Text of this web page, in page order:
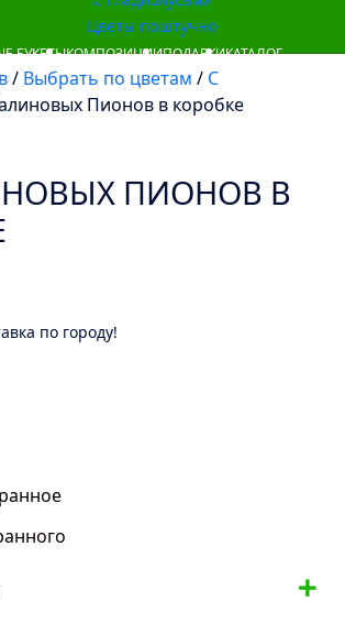
Цветы поштучно
БУКЕТЫКОМПОЗИЦИИПОДАРКИКАТАЛОГ
/ Выбрать по цветам / С
Пионов в коробке
ПИОНОВ В
по городу!